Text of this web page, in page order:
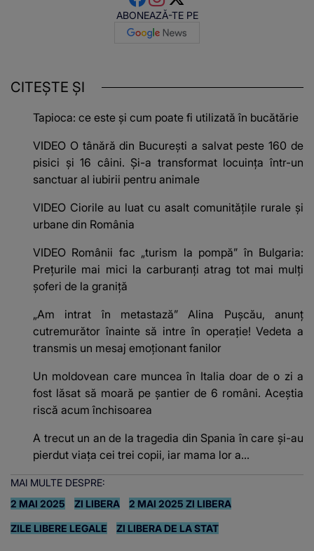
ABONEAZĂ-TE PE
CITEȘTE ȘI
Tapioca: ce este și cum poate fi utilizată în bucătărie
VIDEO O tânără din București a salvat peste 160 de
pisici și 16 câini. Și-a transformat locuința într-un
sanctuar al iubirii pentru animale
VIDEO Ciorile au luat cu asalt comunitățile rurale și
urbane din România
VIDEO Românii fac „turism la pompă” în Bulgaria:
Prețurile mai mici la carburanți atrag tot mai mulți
șoferi de la graniță
„Am intrat în metastază” Alina Pușcău, anunț
cutremurător înainte să intre în operație! Vedeta a
transmis un mesaj emoționant fanilor
Un moldovean care muncea în Italia doar de o zi a
fost lăsat să moară pe şantier de 6 români. Aceștia
riscă acum închisoarea
A trecut un an de la tragedia din Spania în care și-au
pierdut viața cei trei copii, iar mama lor a…
MAI MULTE DESPRE:
2 MAI 2025
ZI LIBERA 2 MAI 2025 ZI LIBERA
ZILE LIBERE LEGALE ZI LIBERA DE LA STAT